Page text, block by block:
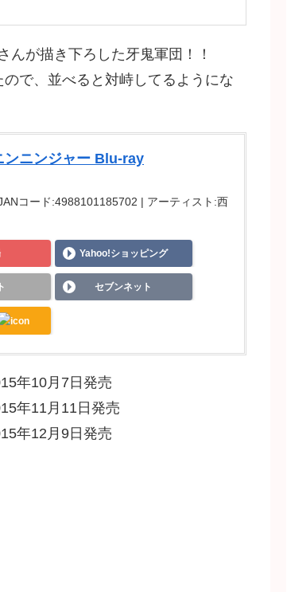
が描き下ろした牙鬼軍団！！
で、並べると対峙してるようにな
ンニンジャー Blu‐ray
コード:4988101185702 | アーティスト:西
Yahoo!ショッピング
セブンネット
年10月7日発売
年11月11日発売
年12月9日発売